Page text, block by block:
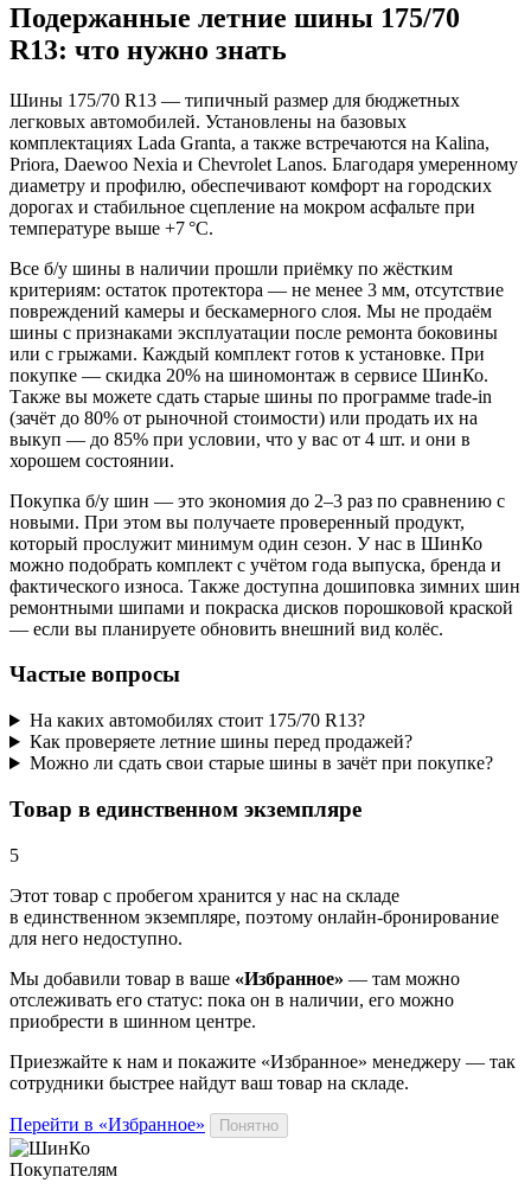
Подержанные летние шины 175/70
R13: что нужно знать
Шины 175/70 R13 — типичный размер для бюджетных
легковых автомобилей. Установлены на базовых
комплектациях Lada Granta, а также встречаются на Kalina,
Priora, Daewoo Nexia и Chevrolet Lanos. Благодаря умеренному
диаметру и профилю, обеспечивают комфорт на городских
дорогах и стабильное сцепление на мокром асфальте при
температуре выше +7 °C.
Все б/у шины в наличии прошли приёмку по жёстким
критериям: остаток протектора — не менее 3 мм, отсутствие
повреждений камеры и бескамерного слоя. Мы не продаём
шины с признаками эксплуатации после ремонта боковины
или с грыжами. Каждый комплект готов к установке. При
покупке — скидка 20% на шиномонтаж в сервисе ШинКо.
Также вы можете сдать старые шины по программе trade-in
(зачёт до 80% от рыночной стоимости) или продать их на
выкуп — до 85% при условии, что у вас от 4 шт. и они в
хорошем состоянии.
Покупка б/у шин — это экономия до 2–3 раз по сравнению с
новыми. При этом вы получаете проверенный продукт,
который прослужит минимум один сезон. У нас в ШинКо
можно подобрать комплект с учётом года выпуска, бренда и
фактического износа. Также доступна дошиповка зимних шин
ремонтными шипами и покраска дисков порошковой краской
— если вы планируете обновить внешний вид колёс.
Частые вопросы
На каких автомобилях стоит 175/70 R13?
Как проверяете летние шины перед продажей?
Можно ли сдать свои старые шины в зачёт при покупке?
Товар в единственном экземпляре
5
Этот товар с пробегом хранится у нас на складе
в единственном экземпляре, поэтому онлайн-бронирование
для него недоступно.
Мы добавили товар в ваше «Избранное» — там можно
отслеживать его статус: пока он в наличии, его можно
приобрести в шинном центре.
Приезжайте к нам и покажите «Избранное» менеджеру — так
сотрудники быстрее найдут ваш товар на складе.
Перейти в «Избранное» Понятно
Покупателям